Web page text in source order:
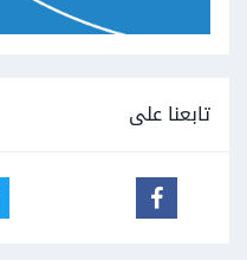
تابعنا على